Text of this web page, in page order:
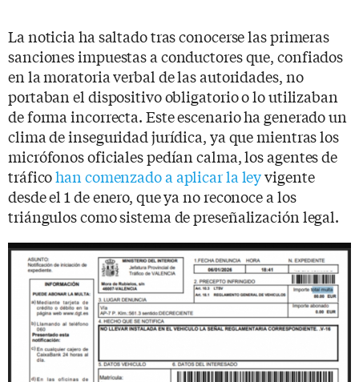
La noticia ha saltado tras conocerse las primeras
sanciones impuestas a conductores que, confiados
en la moratoria verbal de las autoridades, no
portaban el dispositivo obligatorio o lo utilizaban
de forma incorrecta. Este escenario ha generado un
clima de inseguridad jurídica, ya que mientras los
micrófonos oficiales pedían calma, los agentes de
tráficohan comenzado a aplicar la leyvigente
desde el 1 de enero, que ya no reconoce a los
triángulos como sistema de preseñalización legal.